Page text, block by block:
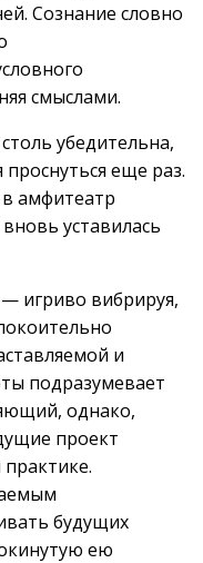
Сознание словно
смыслами.
убедительна,
еще раз.
амфитеатр
уставилась
игриво вибрируя,
и
подразумевает
однако,
проект
будущих
ею